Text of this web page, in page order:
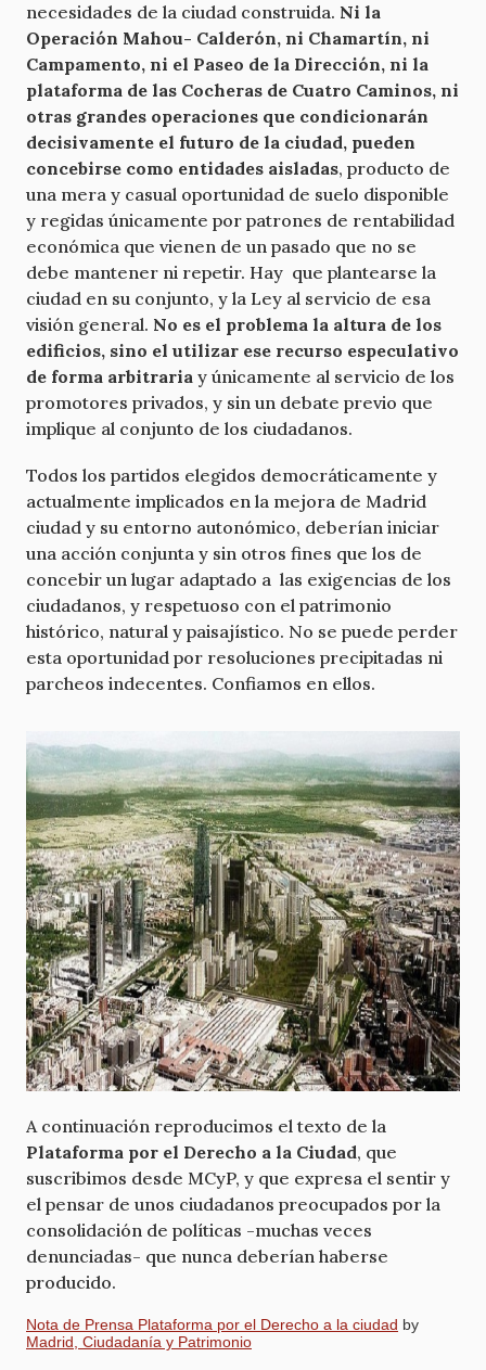
necesidades de la ciudad construida. Ni la
Operación Mahou- Calderón, ni Chamartín, ni
Campamento, ni el Paseo de la Dirección, ni la
plataforma de las Cocheras de Cuatro Caminos, ni
otras grandes operaciones que condicionarán
decisivamente el futuro de la ciudad, pueden
concebirse como entidades aisladas, producto de
una mera y casual oportunidad de suelo disponible
y regidas únicamente por patrones de rentabilidad
económica que vienen de un pasado que no se
debe mantener ni repetir. Hay que plantearse la
ciudad en su conjunto, y la Ley al servicio de esa
visión general. No es el problema la altura de los
edificios, sino el utilizar ese recurso especulativo
de forma arbitraria y únicamente al servicio de los
promotores privados, y sin un debate previo que
implique al conjunto de los ciudadanos.
Todos los partidos elegidos democráticamente y
actualmente implicados en la mejora de Madrid
ciudad y su entorno autonómico, deberían iniciar
una acción conjunta y sin otros fines que los de
concebir un lugar adaptado a las exigencias de los
ciudadanos, y respetuoso con el patrimonio
histórico, natural y paisajístico. No se puede perder
esta oportunidad por resoluciones precipitadas ni
parcheos indecentes. Confiamos en ellos.
A continuación reproducimos el texto de la
Plataforma por el Derecho a la Ciudad, que
suscribimos desde MCyP, y que expresa el sentir y
el pensar de unos ciudadanos preocupados por la
consolidación de políticas -muchas veces
denunciadas- que nunca deberían haberse
producido.
Nota de Prensa Plataforma por el Derecho a la ciudad by
Madrid, Ciudadanía y Patrimonio